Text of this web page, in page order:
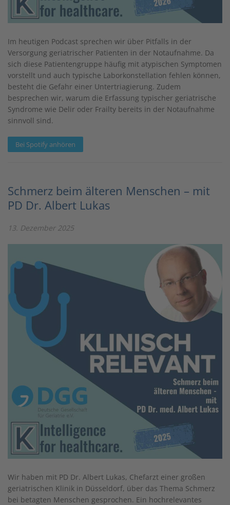
Im heutigen Podcast sprechen wir über Pitfalls in der
Versorgung geriatrischer Patienten in der Notaufnahme. Da
sich diese Patientengruppe häufig mit atypischen Symptomen
vorstellt und auch typische Laborkonstellation fehlen können,
besteht die Gefahr einer Untertriagierung. Zudem
besprechen wir, warum die Erfassung typischer geriatrische
Syndrome wie Delir oder Frailty bereits in der Notaufnahme
sinnvoll sind.
Bei Spotify anhören
Schmerz beim älteren Menschen – mit
PD Dr. Albert Lukas
13. Dezember 2025
Wir haben mit PD Dr. Albert Lukas, Chefarzt einer großen
geriatrischen Klinik in Düsseldorf, über das Thema Schmerz
bei betagten Menschen gesprochen. Ein hochrelevantes